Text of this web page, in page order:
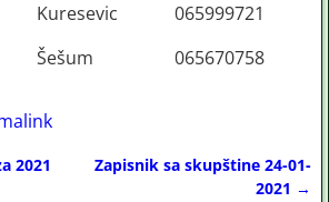
Kuresevic
065999721
Šešum 065670758
2021
Zapisnik sa skupštine 24-01-
2021 →